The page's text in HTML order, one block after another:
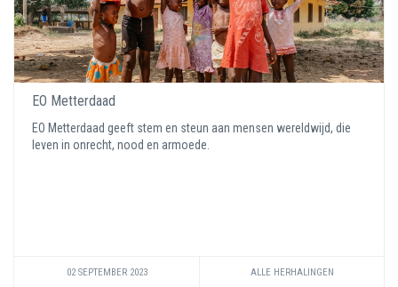
EO Metterdaad
EO Metterdaad geeft stem en steun aan mensen wereldwijd, die
leven in onrecht, nood en armoede.
02 SEPTEMBER 2023 ALLE HERHALINGEN